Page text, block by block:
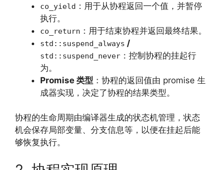
co_yield ：用于从协程返回一个值，并暂停
执行。
co_return ：用于结束协程并返回最终结果。
std::suspend_always /
std::suspend_never ：控制协程的挂起行
为。
Promise 类型 ：协程的返回值由 promise 生
成器实现，决定了协程的结果类型。
协程的生命周期由编译器生成的状态机管理，状态
机会保存局部变量、分支信息等，以便在挂起后能
够恢复执行。